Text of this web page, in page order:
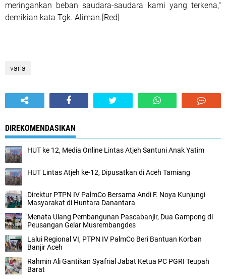
meringankan beban saudara-saudara kami yang terkena,"
demikian kata Tgk. Aliman.[Red]
varia
DIREKOMENDASIKAN
HUT ke 12, Media Online Lintas Atjeh Santuni Anak Yatim
HUT Lintas Atjeh ke-12, Dipusatkan di Aceh Tamiang
Direktur PTPN IV PalmCo Bersama Andi F. Noya Kunjungi
Masyarakat di Huntara Danantara
Menata Ulang Pembangunan Pascabanjir, Dua Gampong di
Peusangan Gelar Musrembangdes
Lalui Regional VI, PTPN IV PalmCo Beri Bantuan Korban
Banjir Aceh
Rahmin Ali Gantikan Syafrial Jabat Ketua PC PGRI Teupah
Barat